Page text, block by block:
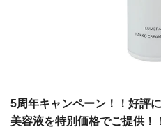
5周年キャンペーン！！好評
美容液を特別価格でご提供！